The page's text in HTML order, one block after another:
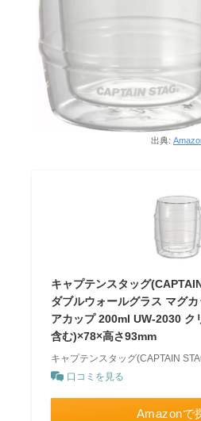
出典:
キャプテンスタッグ
ダブルウォールグラス マグ
アカップ 200ml UW-2030 ク
含む)×78×高さ93mm
キャプテンスタッグ(CAPTAIN
口コミを見る
Amazonで